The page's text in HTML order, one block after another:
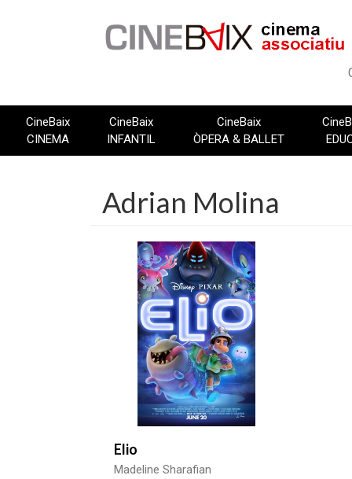
CineBaix
CINEMA
CineBaix
INFANTIL
CineBaix
ÒPERA & BALLET
Adrian Molina
Elio
Madeline Sharafian